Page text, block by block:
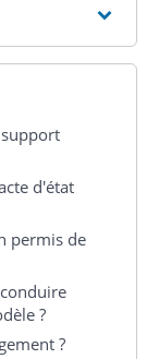
d'état
permis de
?
?